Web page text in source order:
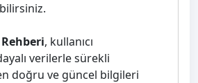
, kullanıcı
verilerle sürekli
doğru ve güncel bilgileri